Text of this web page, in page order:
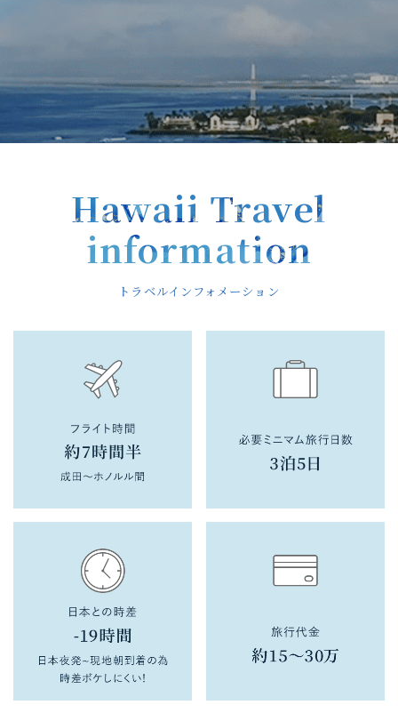
Hawaii Travel
information
トラベルインフォメーション